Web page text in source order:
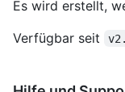
Es wird erstellt,
Verfügbar seit